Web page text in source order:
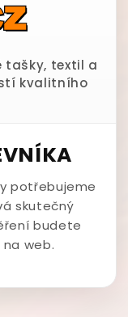
tašky, textil a
kvalitního
potřebujeme
skutečný
budete
web.